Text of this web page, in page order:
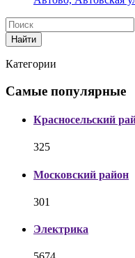
Найти
Категории
Самые популярные
Красносельский
325
Московский район
301
Электрика